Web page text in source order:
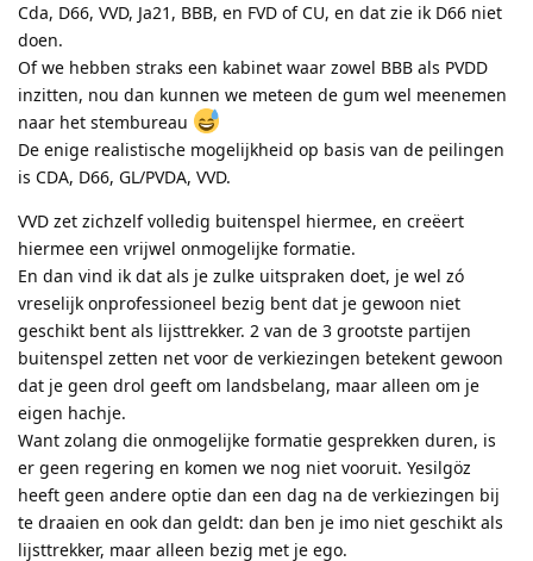
Cda, D66, VVD, Ja21, BBB, en FVD of CU, en dat zie ik D66 niet
doen.
Of we hebben straks een kabinet waar zowel BBB als PVDD
inzitten, nou dan kunnen we meteen de gum wel meenemen
naar het stembureau
De enige realistische mogelijkheid op basis van de peilingen
is CDA, D66, GL/PVDA, VVD.
VVD zet zichzelf volledig buitenspel hiermee, en creëert
hiermee een vrijwel onmogelijke formatie.
En dan vind ik dat als je zulke uitspraken doet, je wel zó
vreselijk onprofessioneel bezig bent dat je gewoon niet
geschikt bent als lijsttrekker. 2 van de 3 grootste partijen
buitenspel zetten net voor de verkiezingen betekent gewoon
dat je geen drol geeft om landsbelang, maar alleen om je
eigen hachje.
Want zolang die onmogelijke formatie gesprekken duren, is
er geen regering en komen we nog niet vooruit. Yesilgöz
heeft geen andere optie dan een dag na de verkiezingen bij
te draaien en ook dan geldt: dan ben je imo niet geschikt als
lijsttrekker, maar alleen bezig met je ego.